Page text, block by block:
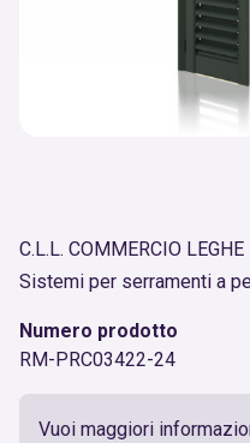
C.L.L. COMMERCIO LEGHE
Sistemi per serramenti a
Numero prodotto
RM-PRC03422-24
Vuoi maggiori